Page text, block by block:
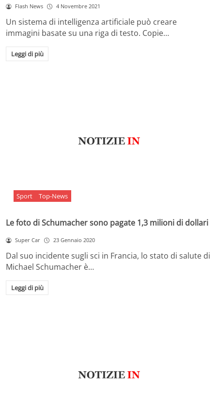
Flash News 4 Novembre 2021
Un sistema di intelligenza artificiale può creare
immagini basate su una riga di testo. Copie…
Leggi di più
Sport Top-News
Le foto di Schumacher sono pagate 1,3 milioni di dollari
Super Car 23 Gennaio 2020
Dal suo incidente sugli sci in Francia, lo stato di salute di
Michael Schumacher è…
Leggi di più